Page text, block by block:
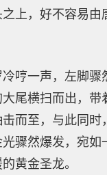
上，好不容易由
哼一声，左脚骤
尾横扫而出，带
而至，与此同时
骤然爆发，宛如
黄金圣龙。